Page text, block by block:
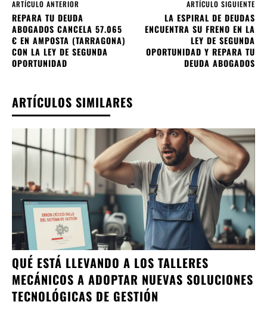
ARTÍCULO ANTERIOR
REPARA TU DEUDA
ABOGADOS CANCELA 57.065
€ EN AMPOSTA (TARRAGONA)
CON LA LEY DE SEGUNDA
OPORTUNIDAD
ARTÍCULO SIGUIENTE
LA ESPIRAL DE DEUDAS
ENCUENTRA SU FRENO EN LA
LEY DE SEGUNDA
OPORTUNIDAD Y REPARA TU
DEUDA ABOGADOS
ARTÍCULOS SIMILARES
QUÉ ESTÁ LLEVANDO A LOS TALLERES
MECÁNICOS A ADOPTAR NUEVAS SOLUCIONES
TECNOLÓGICAS DE GESTIÓN